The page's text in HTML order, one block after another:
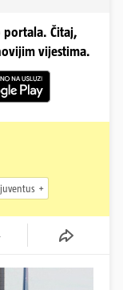
portala. Čitaj,
vijestima.
juventus